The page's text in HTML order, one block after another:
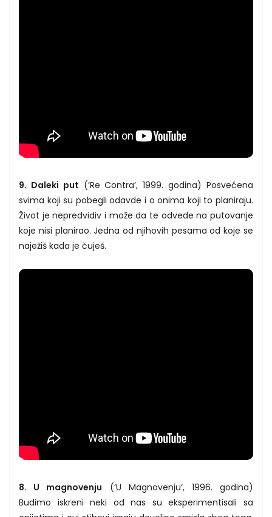
9. Daleki put (’Re Contra’, 1999. godina) Posvećena
svima koji su pobegli odavde i o onima koji to planiraju.
Život je nepredvidiv i može da te odvede na putovanje
koje nisi planirao. Jedna od njihovih pesama od koje se
naježiš kada je čuješ.
8. U magnovenju (’U Magnovenju’, 1996. godina)
Budimo iskreni neki od nas su eksperimentisali sa